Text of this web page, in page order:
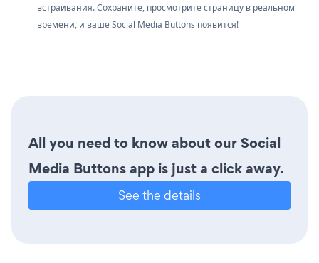
встраивания. Сохраните, просмотрите страницу в реальном
времени, и ваше Social Media Buttons появится!
All you need to know about our Social
Media Buttons app is just a click away.
See the details